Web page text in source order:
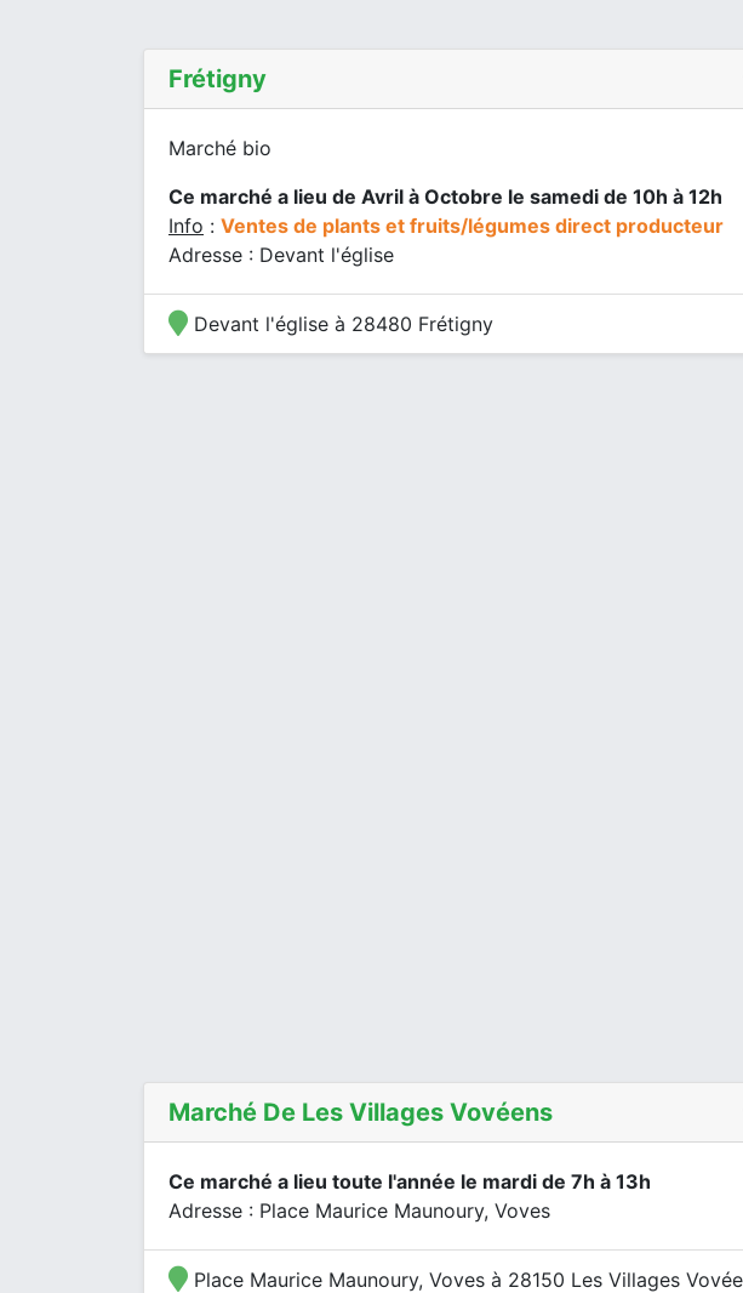
Frétigny
Marché bio
Ce marché a lieu de Avril à Octobre le samedi de 10h à 12h
Info : Ventes de plants et fruits/légumes direct producteur
Adresse : Devant l'église
Devant l'église à 28480 Frétigny
Marché De Les Villages Vovéens
Ce marché a lieu toute l'année le mardi de 7h à 13h
Adresse : Place Maurice Maunoury, Voves
Place Maurice Maunoury, Voves à 28150 Les Villages